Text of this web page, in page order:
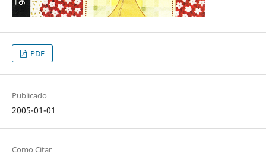
PDF
Publicado
2005-01-01
Como Citar